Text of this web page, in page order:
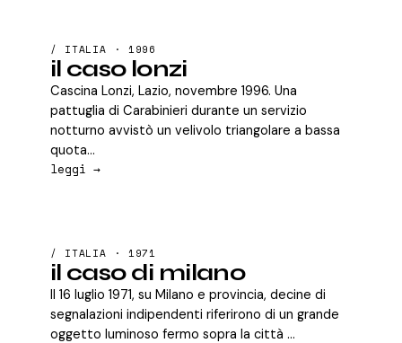
/ ITALIA · 1996
il caso lonzi
Cascina Lonzi, Lazio, novembre 1996. Una
pattuglia di Carabinieri durante un servizio
notturno avvistò un velivolo triangolare a bassa
quota...
leggi →
/ ITALIA · 1971
il caso di milano
Il 16 luglio 1971, su Milano e provincia, decine di
segnalazioni indipendenti riferirono di un grande
oggetto luminoso fermo sopra la città ...